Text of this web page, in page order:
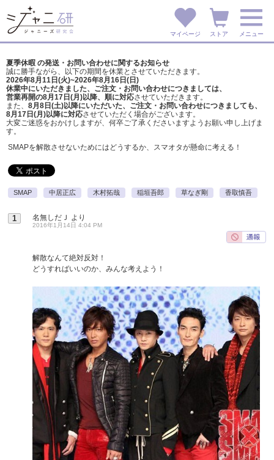
マイページ ストア メニュー
夏季休暇 の発送・お問い合わせに関するお知らせ
誠に勝手ながら、以下の期間を休業とさせていただきます。
2026年8月11日(火)~2026年8月16日(日)
休業中にいただきました、ご注文・お問い合わせにつきましては、
営業再開の8月17日(月)以降、順に対応させていただきます。
また、 8月8日(土)以降にいただいた、ご注文・ お問い合わせにつきましても、
8月17日(月)以降に対応させていただく場合がございます。
大変ご迷惑をおかけしますが、 何卒ご了承くださいますようお願い申し上げま
す。
SMAPを解散させないためにはどうするか、スマオタが懸命に考える！
SMAP 中居正広 木村拓哉 稲垣吾郎 草なぎ剛 香取慎吾
1 名無しだＪ より
2016年1月14日 4:04 PM
解散なんて絶対反対！
どうすればいいのか、みんな考えよう！